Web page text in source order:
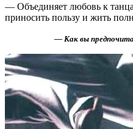
— Объединяет любовь к
приносить пользу и жить
— Как вы